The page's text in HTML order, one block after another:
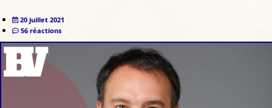
20 juillet 2021
56 réactions